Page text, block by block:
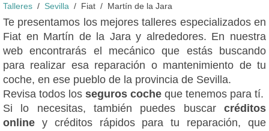
Talleres Sevilla Fiat Martín de la Jara
Te presentamos los mejores talleres especializados en
Fiat en Martín de la Jara y alrededores. En nuestra
web encontrarás el mecánico que estás buscando
para realizar esa reparación o mantenimiento de tu
coche, en ese pueblo de la provincia de Sevilla.
Revisa todos los seguros coche que tenemos para tí.
Si lo necesitas, también puedes buscar créditos
online y créditos rápidos para tu reparación, que